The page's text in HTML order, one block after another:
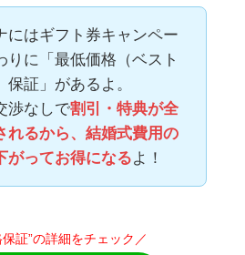
にはギフト券キャンペー
りに「最低価格（ベスト
保証」があるよ。
渉なしで割引・特典が全
れるから、結婚式費用の
がってお得になるよ！
保証”の詳細をチェック／